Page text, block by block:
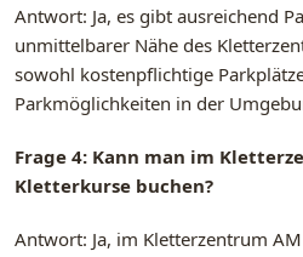
Antwort: Ja, es gibt ausreichend
unmittelbarer Nähe des
sowohl kostenpflichtige
Parkmöglichkeiten in der
Frage 4: Kann man im
Kletterkurse buchen?
Antwort: Ja, im Kletterzentrum